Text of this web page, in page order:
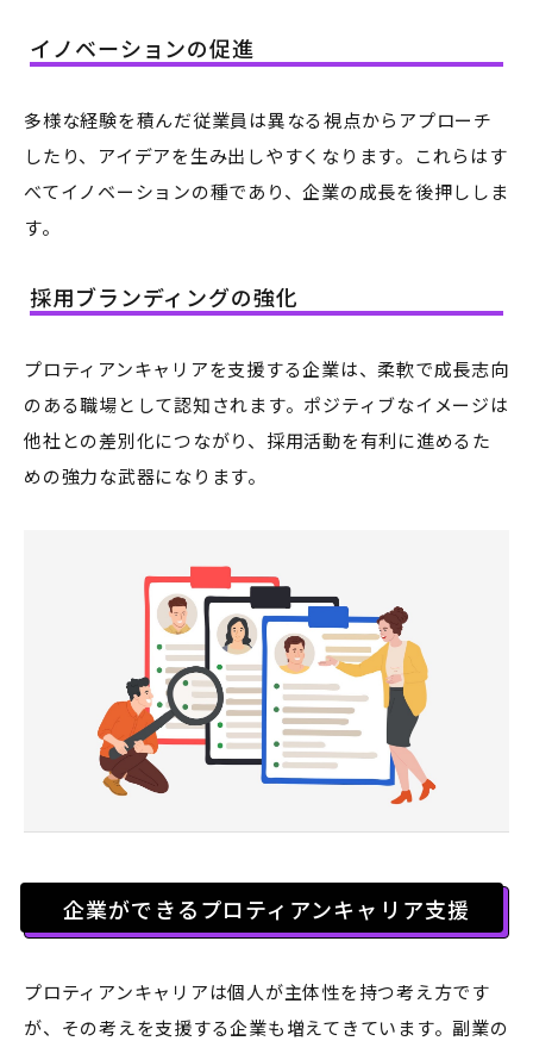
イノベーションの促進
多様な経験を積んだ従業員は異なる視点からアプローチ
したり、アイデアを生み出しやすくなります。これらはす
べてイノベーションの種であり、企業の成長を後押ししま
す。
採用ブランディングの強化
プロティアンキャリアを支援する企業は、柔軟で成長志向
のある職場として認知されます。ポジティブなイメージは
他社との差別化につながり、採用活動を有利に進めるた
めの強力な武器になります。
企業ができるプロティアンキャリア支援
プロティアンキャリアは個人が主体性を持つ考え方です
が、その考えを支援する企業も増えてきています。副業の